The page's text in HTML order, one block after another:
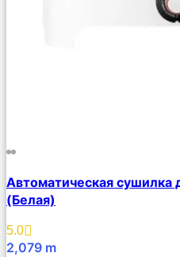
Описание
Избранное
Автоматическая сушилка
(Белая)
5.0
2,079 m